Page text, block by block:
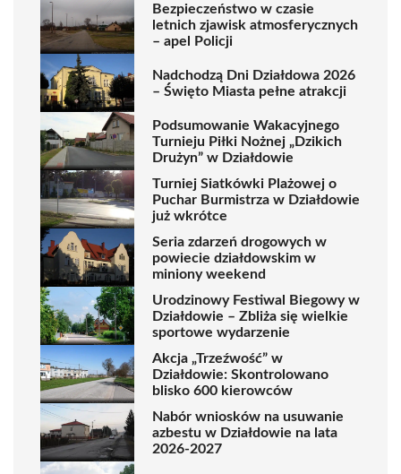
Bezpieczeństwo w czasie
letnich zjawisk atmosferycznych
– apel Policji
Nadchodzą Dni Działdowa 2026
– Święto Miasta pełne atrakcji
Podsumowanie Wakacyjnego
Turnieju Piłki Nożnej „Dzikich
Drużyn” w Działdowie
Turniej Siatkówki Plażowej o
Puchar Burmistrza w Działdowie
już wkrótce
Seria zdarzeń drogowych w
powiecie działdowskim w
miniony weekend
Urodzinowy Festiwal Biegowy w
Działdowie – Zbliża się wielkie
sportowe wydarzenie
Akcja „Trzeźwość” w
Działdowie: Skontrolowano
blisko 600 kierowców
Nabór wniosków na usuwanie
azbestu w Działdowie na lata
2026-2027